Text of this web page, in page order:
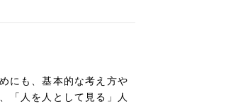
にも、基本的な考え方や
「人を人として見る」人